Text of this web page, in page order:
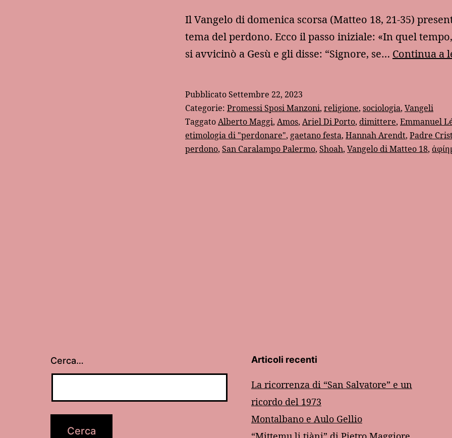
Il Vangelo di domenica scorsa (Matteo 18, 21-35)
tema del perdono. Ecco il passo iniziale: «In quel
si avvicinò a Gesù e gli disse: “Signore, se… Continua a
PubblicatoSettembre 22, 2023
Categorie: Promessi Sposi Manzoni, religione, sociologia, Vangeli
TaggatoAlberto Maggi, Amos, Ariel Di Porto, dimittere, Emmanuel
etimologia di "perdonare", gaetano festa, Hannah Arendt, Padre
perdono, San Caralampo Palermo, Shoah, Vangelo di Matteo 18,
Cerca… Articoli recenti
La ricorrenza di “San Salvatore” e un
ricordo del 1973
Montalbano e Aulo Gellio